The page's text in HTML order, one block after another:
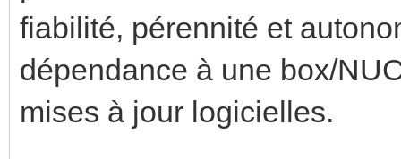
fiabilité, pérennité et
dépendance à une box/
mises à jour logicielles.